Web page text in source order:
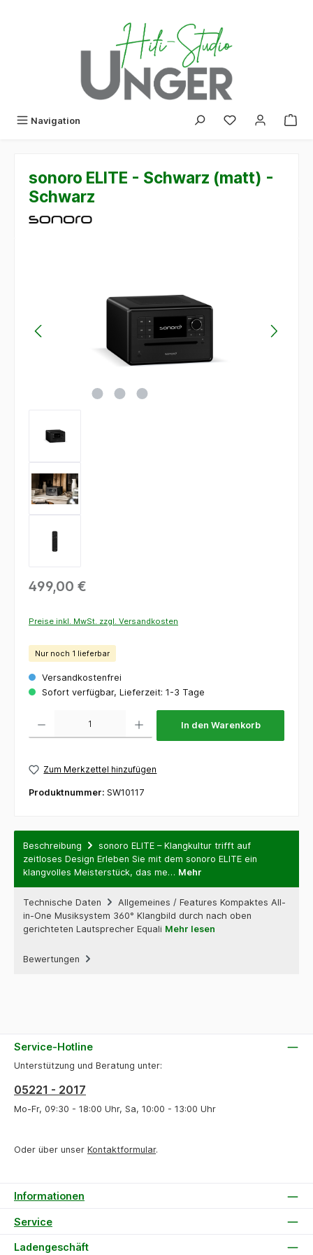
Navigation
sonoro ELITE - Schwarz (matt) -
Schwarz
499,00 €
Preise inkl. MwSt. zzgl. Versandkosten
Nur noch 1 lieferbar
Versandkostenfrei
Sofort verfügbar, Lieferzeit: 1-3 Tage
In den Warenkorb
Zum Merkzettel hinzufügen
Produktnummer: SW10117
Beschreibung
sonoro ELITE – Klangkultur trifft auf
zeitloses Design Erleben Sie mit dem sonoro ELITE ein
klangvolles Meisterstück, das me… Mehr
Technische Daten
Allgemeines / Features Kompaktes All-
in-One Musiksystem 360° Klangbild durch nach oben
gerichteten Lautsprecher Equali Mehr lesen
Bewertungen
Service-Hotline
Unterstützung und Beratung unter:
05221 - 2017
Mo-Fr, 09:30 - 18:00 Uhr, Sa, 10:00 - 13:00 Uhr
Oder über unser Kontaktformular.
Informationen
Service
Ladengeschäft